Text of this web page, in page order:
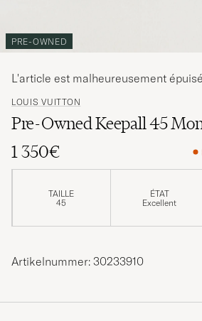
PRE-OWNED
LOUIS VUITTON
Pre-Owned Keepall 45
1 350€
TAILLE
45
ÉTAT
Excellent
L'article est malheureusement
Artikelnummer: 30233910